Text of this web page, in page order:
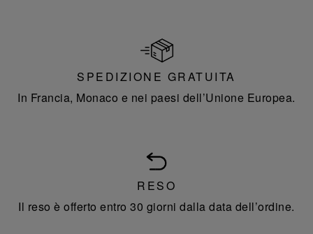
SPEDIZIONE GRATUITA
In Francia, Monaco e nei paesi dell’Unione Europea.
RESO
Il reso è offerto entro 30 giorni dalla data dell’ordine.